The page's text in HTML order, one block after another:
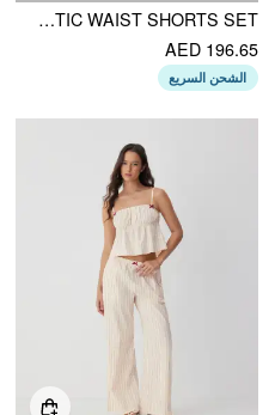
COTTON BRODERIE ANGLAISE LACE TRIM BOWKNOT TOP & MID RISE ELASTIC WAIST SHORTS SET
AED 196.65
الشحن السريع